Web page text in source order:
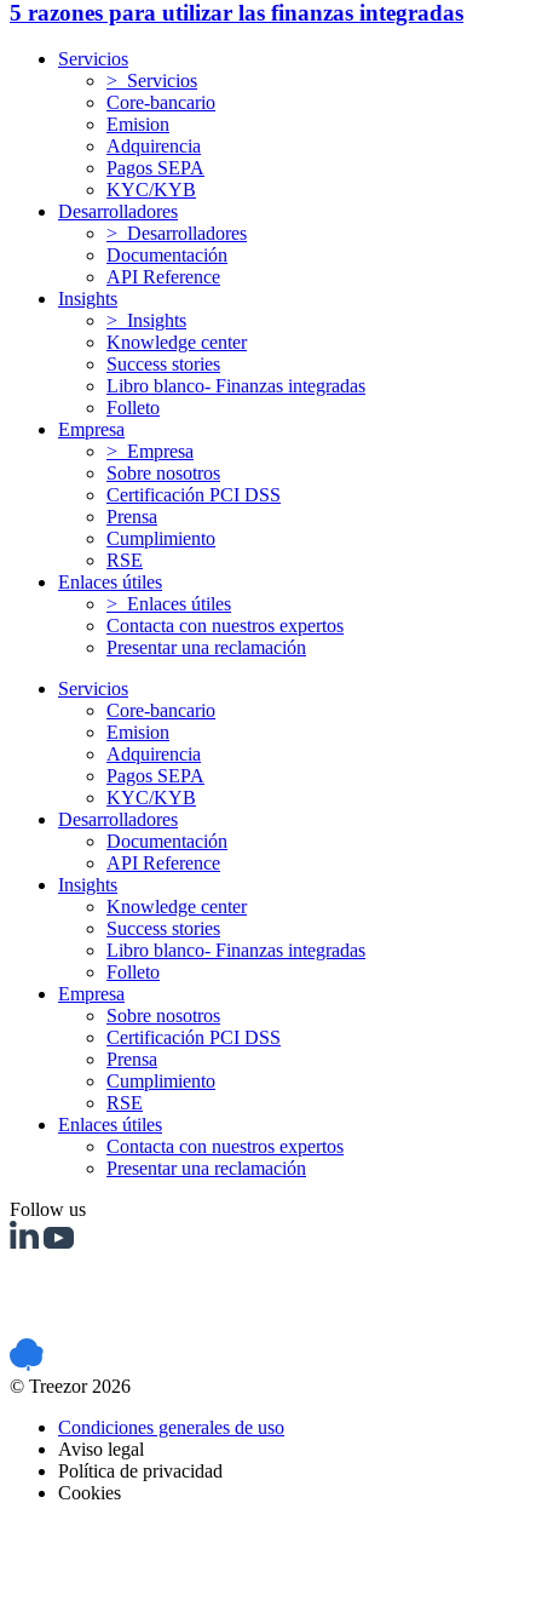
5 razones para utilizar las finanzas integradas
Servicios
> Servicios
Core-bancario
Emision
Adquirencia
Pagos SEPA
KYC/KYB
Desarrolladores
> Desarrolladores
Documentación
API Reference
Insights
> Insights
Knowledge center
Success stories
Libro blanco- Finanzas integradas
Folleto
Empresa
> Empresa
Sobre nosotros
Certificación PCI DSS
Prensa
Cumplimiento
RSE
Enlaces útiles
> Enlaces útiles
Contacta con nuestros expertos
Presentar una reclamación
Servicios
Core-bancario
Emision
Adquirencia
Pagos SEPA
KYC/KYB
Desarrolladores
Documentación
API Reference
Insights
Knowledge center
Success stories
Libro blanco- Finanzas integradas
Folleto
Empresa
Sobre nosotros
Certificación PCI DSS
Prensa
Cumplimiento
RSE
Enlaces útiles
Contacta con nuestros expertos
Presentar una reclamación
Follow us
© Treezor 2026
Condiciones generales de uso
Aviso legal
Política de privacidad
Cookies